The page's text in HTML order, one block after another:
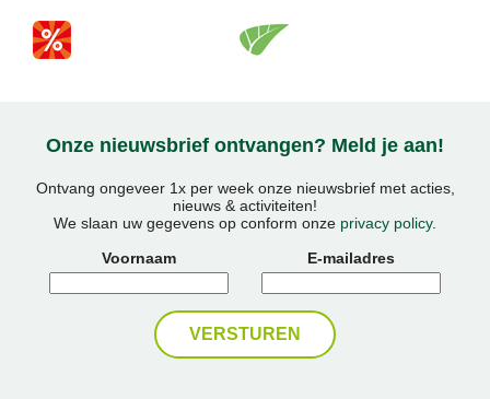
Onze nieuwsbrief ontvangen? Meld je aan!
Ontvang ongeveer 1x per week onze nieuwsbrief met acties,
nieuws & activiteiten!
We slaan uw gegevens op conform onze privacy policy.
Voornaam
E-mailadres